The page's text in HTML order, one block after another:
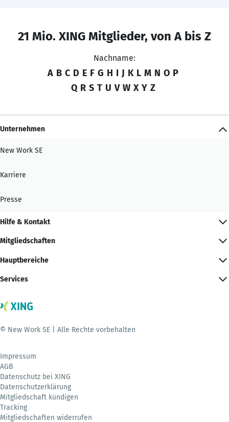
21 Mio. XING Mitglieder, von A bis Z
Nachname:
A B C D E F G H I J K L M N O P
Q R S T U V W X Y Z
Unternehmen
New Work SE
Karriere
Presse
Hilfe & Kontakt
Mitgliedschaften
Hauptbereiche
Services
© New Work SE | Alle Rechte vorbehalten
Impressum
AGB
Datenschutz bei XING
Datenschutzerklärung
Mitgliedschaft kündigen
Tracking
Mitgliedschaften widerrufen